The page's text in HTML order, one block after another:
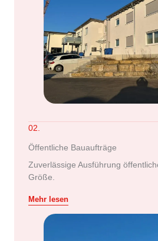
02.
Öffentliche Bauaufträge
Zuverlässige Ausführung
Größe.
Mehr lesen